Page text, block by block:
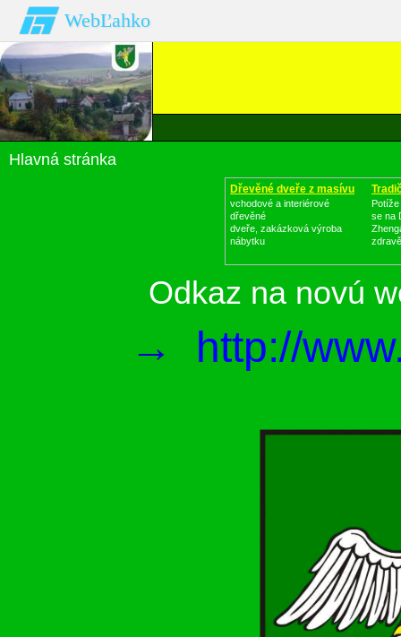
WebĽahko
Hlavná stránka
Dřevěné dveře z masívu
vchodové a interiérové
dřevěné
dveře, zakázková výroba
nábytku
se na
zdravě
Odkaz na novú
→ http://